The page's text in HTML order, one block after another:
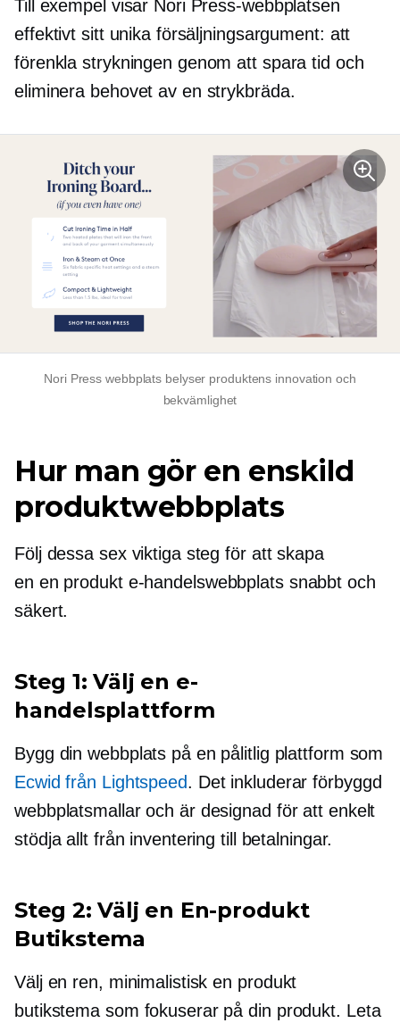
Till exempel visar Nori Press-webbplatsen
effektivt sitt unika försäljningsargument: att
förenkla strykningen genom att spara tid och
eliminera behovet av en strykbräda.
Nori Press webbplats belyser produktens innovation och
bekvämlighet
Hur man gör en enskild
produktwebbplats
Följ dessa sex viktiga steg för att skapa
en en produkte-handelswebbplats snabbt och
säkert.
Steg 1: Välj en e-
handelsplattform
Bygg din webbplats på en pålitlig plattform som
Ecwid från Lightspeed. Det inkluderarförbyggd
webbplatsmallar och är designad för att enkelt
stödja allt från inventering till betalningar.
Steg 2: Välj en En-produkt
Butikstema
Välj en ren, minimalistisken produkt
butikstema som fokuserar på din produkt. Leta